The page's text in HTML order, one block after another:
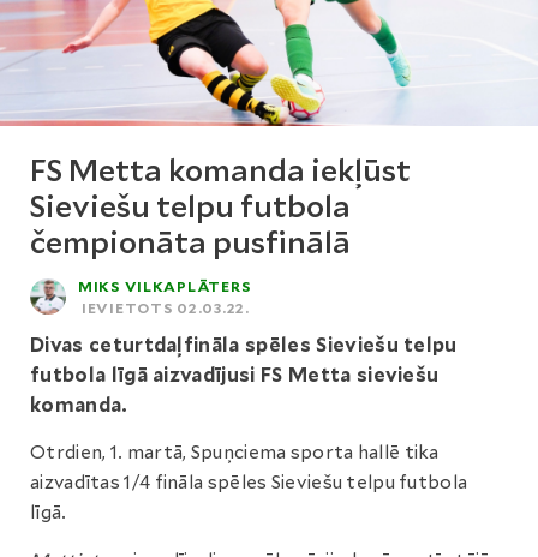
FS Metta komanda iekļūst
Sieviešu telpu futbola
čempionāta pusfinālā
MIKS VILKAPLĀTERS
IEVIETOTS 02.03.22.
Divas ceturtdaļfināla spēles Sieviešu telpu
futbola līgā aizvadījusi FS Metta sieviešu
komanda.
Otrdien, 1. martā, Spuņciema sporta hallē tika
aizvadītas 1/4 fināla spēles Sieviešu telpu futbola
līgā.